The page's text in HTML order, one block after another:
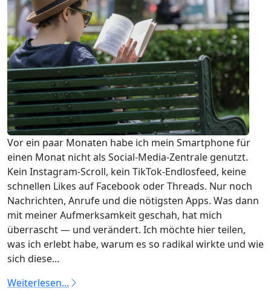
Vor ein paar Monaten habe ich mein Smartphone für
einen Monat nicht als Social‑Media‑Zentrale genutzt.
Kein Instagram‑Scroll, kein TikTok‑Endlosfeed, keine
schnellen Likes auf Facebook oder Threads. Nur noch
Nachrichten, Anrufe und die nötigsten Apps. Was dann
mit meiner Aufmerksamkeit geschah, hat mich
überrascht — und verändert. Ich möchte hier teilen,
was ich erlebt habe, warum es so radikal wirkte und wie
sich diese...
Weiterlesen...